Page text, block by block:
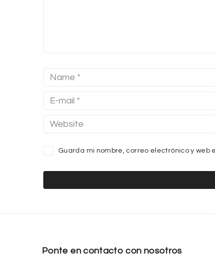
Guarda mi nombre, correo electrónico y
Ponte en contacto con nosotros